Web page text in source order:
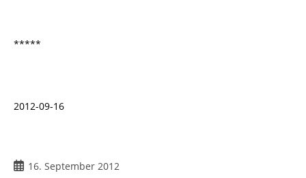
*****
2012-09-16
Beitrag16. September 2012